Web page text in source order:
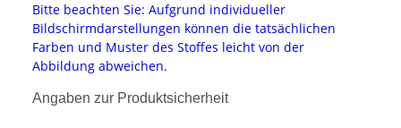
Bitte beachten Sie: Aufgrund individueller
Bildschirmdarstellungen können die tatsächlichen
Farben und Muster des Stoffes leicht von der
Abbildung abweichen.
Angaben zur Produktsicherheit